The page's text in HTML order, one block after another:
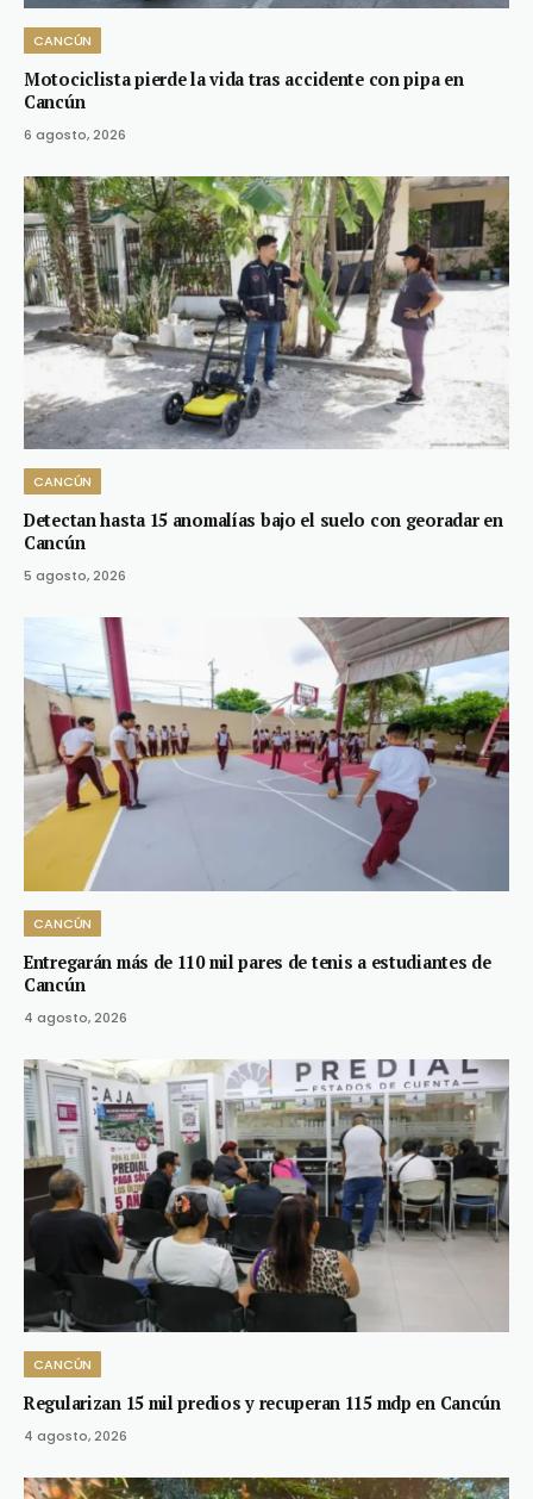
CANCÚN
Motociclista pierde la vida tras accidente con pipa en
Cancún
6 agosto, 2026
CANCÚN
Detectan hasta 15 anomalías bajo el suelo con georadar en
Cancún
5 agosto, 2026
CANCÚN
Entregarán más de 110 mil pares de tenis a estudiantes de
Cancún
4 agosto, 2026
CANCÚN
Regularizan 15 mil predios y recuperan 115 mdp en Cancún
4 agosto, 2026